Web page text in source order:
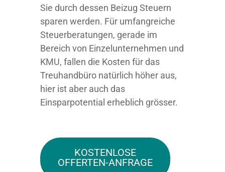
Sie durch dessen Beizug Steuern
sparen werden. Für umfangreiche
Steuerberatungen, gerade im
Bereich von Einzelunternehmen und
KMU, fallen die Kosten für das
Treuhandbüro natürlich höher aus,
hier ist aber auch das
Einsparpotential erheblich grösser.
KOSTENLOSE
OFFERTEN-ANFRAGE